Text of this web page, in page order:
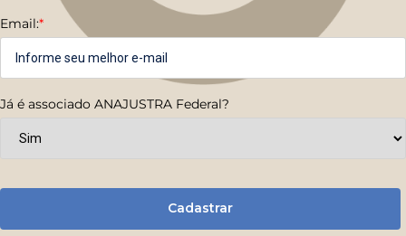
Email:*
Já é associado ANAJUSTRA Federal?
Cadastrar